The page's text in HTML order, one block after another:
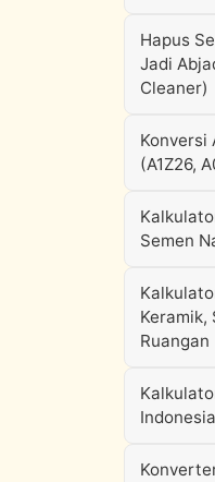
Hapus
Jadi
Cleaner)
Konversi
(A1Z26,
Semen
Keramik,
Ruangan
Indonesia